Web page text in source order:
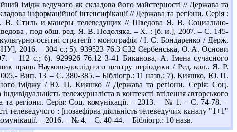
імідж ведучого як складова його майстерності // Держава та
інформаційної інтенсифікації // Держава та регіони. Серія :
Стиль и манеры телеведущих // Шведова Я. В. Социально-
, под общ. ред. Я. В. Подоляка. – Х. : [б. и.], 2007. – С. 145-
освітні стратегії : монографія / І. С. Бондаренко / Держ.
2016. – 304 с.; 5). 939523 76.3 С32 Сербенська, О. А. Основи
– 112 с.; 6). 929926 76.12 З-41 Биканова, А. Імена сучасного
праць Науково-дослідного центру періодики / Ред. кол.: Я. Р.
Вип. 13. – С. 380-385. – Бібліогр.: 11 назв.; 7). Кияшко, Ю. П.
іміджу / Ю. П. Кияшко // Держава та регіони. Серія: Соц.
тележурналіста в контексті втілення авторського
регіони. Серія: Соц. комунікації. – 2013. – № 1. – С. 74-78. –
телеведучого : [позаефірна діяльність телеведучих каналу "1+1"
– 2016. – № 4. – С. 40-44. – Бібліогр.: 10 назв.